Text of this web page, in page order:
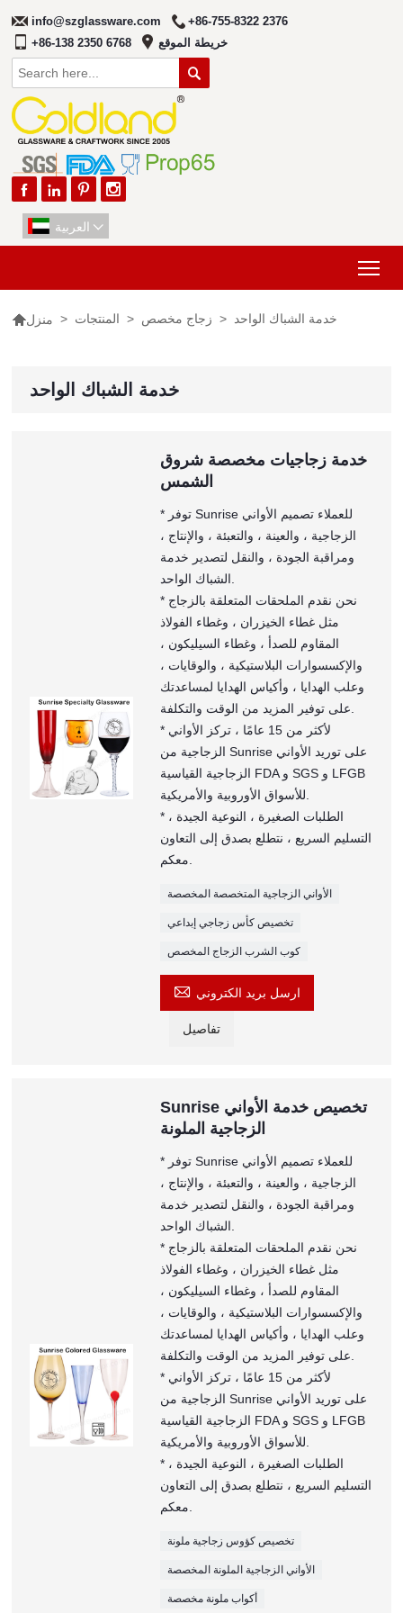
info@szglassware.com
+86-755-8322 2376
+86-138 2350 6768
خريطة الموقع

   
العربية 
منزل > المنتجات > زجاج مخصص > خدمة الشباك الواحد
خدمة الشباك الواحد
خدمة زجاجيات مخصصة شروق
الشمس
* توفر Sunrise للعملاء تصميم الأواني
الزجاجية ، والعينة ، والتعبئة ، والإنتاج ،
ومراقبة الجودة ، والنقل لتصدير خدمة
* نحن نقدم الملحقات المتعلقة بالزجاج
مثل غطاء الخيزران ، وغطاء الفولاذ
المقاوم للصدأ ، وغطاء السيليكون ،
والإكسسوارات البلاستيكية ، والوقايات ،
وعلب الهدايا ، وأكياس الهدايا لمساعدتك
* لأكثر من 15 عامًا ، تركز الأواني
الزجاجية من Sunrise على توريد الأواني
الزجاجية القياسية FDA و SGS و LFGB
* الطلبات الصغيرة ، النوعية الجيدة ،
التسليم السريع ، نتطلع بصدق إلى التعاون
الأواني الزجاجية المتخصصة المخصصة
تخصيص كأس زجاجي إبداعي
كوب الشرب الزجاج المخصص
 ارسل بريد الكتروني
تفاصيل
Sunrise تخصيص خدمة الأواني
الزجاجية الملونة
* توفر Sunrise للعملاء تصميم الأواني
الزجاجية ، والعينة ، والتعبئة ، والإنتاج ،
ومراقبة الجودة ، والنقل لتصدير خدمة
* نحن نقدم الملحقات المتعلقة بالزجاج
مثل غطاء الخيزران ، وغطاء الفولاذ
المقاوم للصدأ ، وغطاء السيليكون ،
والإكسسوارات البلاستيكية ، والوقايات ،
وعلب الهدايا ، وأكياس الهدايا لمساعدتك
* لأكثر من 15 عامًا ، تركز الأواني
الزجاجية من Sunrise على توريد الأواني
الزجاجية القياسية FDA و SGS و LFGB
* الطلبات الصغيرة ، النوعية الجيدة ،
التسليم السريع ، نتطلع بصدق إلى التعاون
تخصيص كؤوس زجاجية ملونة
الأواني الزجاجية الملونة المخصصة
أكواب ملونة مخصصة